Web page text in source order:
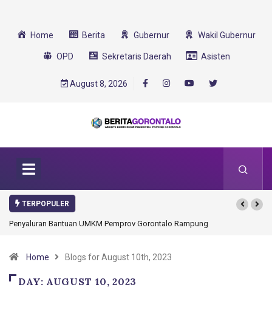
Home Berita Gubernur Wakil Gubernur
OPD Sekretaris Daerah Asisten
August 8, 2026
TERPOPULER
Gorontalo Ikut Dukung Program SMA Unggul Garuda Transformasi 2025
Home Blogs for August 10th, 2023
DAY: AUGUST 10, 2023